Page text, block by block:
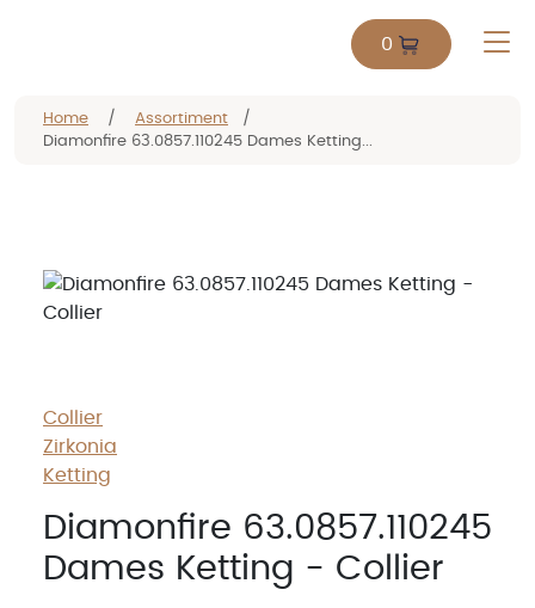
0
Home / Assortiment
/
Diamonfire 63.0857.110245 Dames Ketting...
Collier
Zirkonia
Ketting
Diamonfire 63.0857.110245
Dames Ketting - Collier